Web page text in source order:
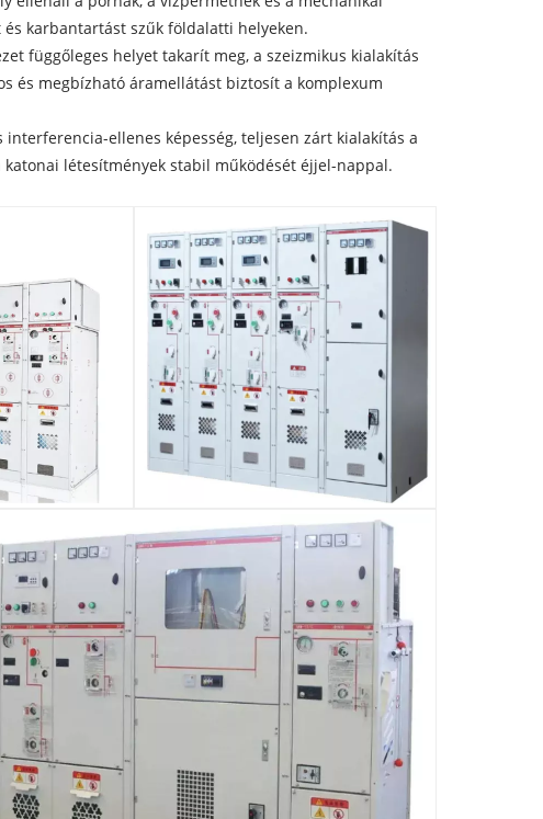
karbantartást szűk földalatti helyeken.
függőleges helyet takarít meg, a szeizmikus kialakítás
és megbízható áramellátást biztosít a komplexum
ellenes képesség, teljesen zárt kialakítás a
létesítmények stabil működését éjjel-nappal.